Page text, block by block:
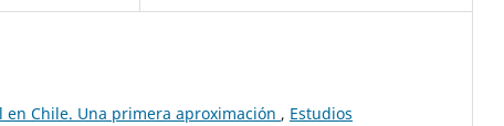
Chile. Una primera aproximación , Estudios